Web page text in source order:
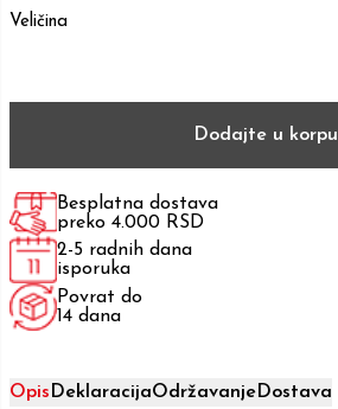
Veličina
Dodajte u korpu
Besplatna dostava
preko 4.000 RSD
2-5 radnih dana
isporuka
Povrat do
14 dana
Opis DeklaracijaOdržavanjeDostava